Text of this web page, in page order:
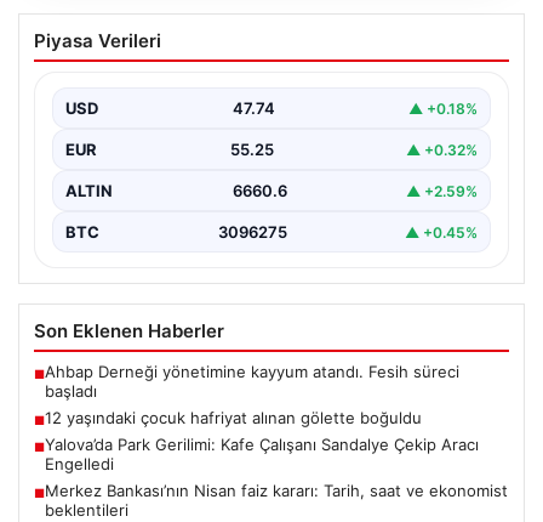
12 yaşındaki çocuk hafriyat alınan
gölette boğuldu
Oluşan Gölette Boğuldu", "content": "Erzurum’un Oltu
ilçesinde…
Piyasa Verileri
USD 47.74 ▲ +0.18%
EUR 55.25 ▲ +0.32%
ALTIN 6660.6 ▲ +2.59%
BTC 3096275 ▲ +0.45%
Son Eklenen Haberler
■Ahbap Derneği yönetimine kayyum atandı. Fesih süreci
başladı
■12 yaşındaki çocuk hafriyat alınan gölette boğuldu
■Yalova’da Park Gerilimi: Kafe Çalışanı Sandalye Çekip Aracı
Engelledi
■Merkez Bankası’nın Nisan faiz kararı: Tarih, saat ve ekonomist
beklentileri